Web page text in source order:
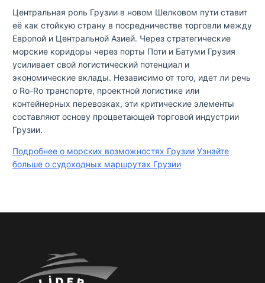
Центральная роль Грузии в новом Шелковом пути ставит
её как стойкую страну в посредничестве торговли между
Европой и Центральной Азией. Через стратегические
морские коридоры через порты Поти и Батуми Грузия
усиливает свой логистический потенциал и
экономические вклады. Независимо от того, идет ли речь
о Ro-Ro транспорте, проектной логистике или
контейнерных перевозках, эти критические элементы
составляют основу процветающей торговой индустрии
Грузии.
Подробнее о морских возможностях Грузии Узнайте
больше о судоходных маршрутах Грузии